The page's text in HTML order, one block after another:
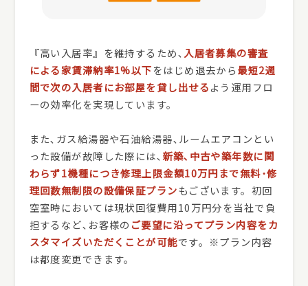
『高い入居率』を維持するため､ 入居者募集の審査
による家賃滞納率1%以下をはじめ退去から最短2週
間で次の入居者にお部屋を貸し出せるよう運用フロ
ーの効率化を実現しています。
また､ガス給湯器や石油給湯器､ルームエアコンとい
った設備が故障した際には､ 新築､中古や築年数に関
わらず1機種につき修理上限金額10万円まで無料･修
理回数無制限の設備保証プランもございます。初回
空室時においては現状回復費用10万円分を当社で負
担するなど､お客様の ご要望に沿ってプラン内容をカ
スタマイズいただくことが可能です。※プラン内容
は都度変更できます。